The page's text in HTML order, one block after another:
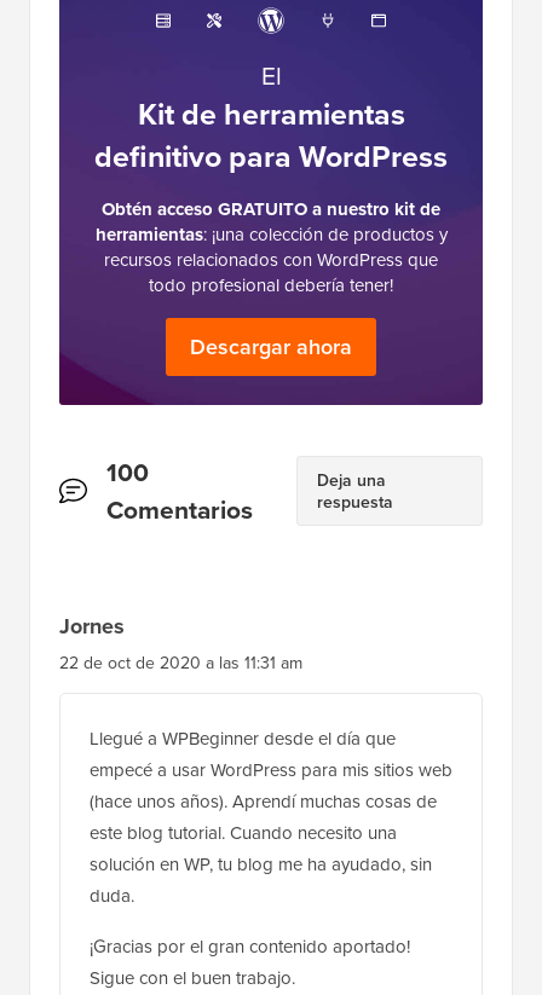
El
Kit de herramientas
definitivo para WordPress
Obtén acceso GRATUITO a nuestro kit de
herramientas: ¡una colección de productos y
recursos relacionados con WordPress que
todo profesional debería tener!
Descargar ahora
Interacciones
del
100
Comentarios
Deja una
respuesta
Jornes
22 de oct de 2020 a las 11:31 am
Llegué a WPBeginner desde el día que
empecé a usar WordPress para mis sitios web
(hace unos años). Aprendí muchas cosas de
este blog tutorial. Cuando necesito una
solución en WP, tu blog me ha ayudado, sin
duda.
¡Gracias por el gran contenido aportado!
Sigue con el buen trabajo.